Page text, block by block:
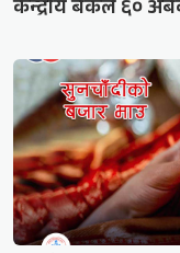
केन्द्रीय बैंकले ६०